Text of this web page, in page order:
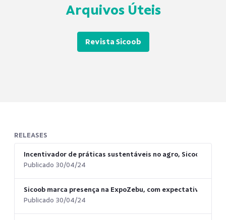
Arquivos Úteis
Revista Sicoob
RELEASES
Incentivador de práticas sustentáveis no agro, Sicoob
Publicado 30/04/24
Sicoob marca presença na ExpoZebu, com expectativa de
Publicado 30/04/24